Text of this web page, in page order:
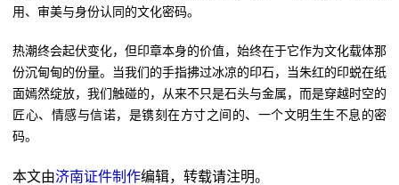
用、审美与身份认同的文化密码。
热潮终会起伏变化，但印章本身的价值，始终在于它作为文化载体那
份沉甸甸的份量。当我们的手指拂过冰凉的印石，当朱红的印蜕在纸
面嫣然绽放，我们触碰的，从来不只是石头与金属，而是穿越时空的
匠心、情感与信诺，是镌刻在方寸之间的、一个文明生生不息的密
码。
本文由济南证件制作编辑，转载请注明。